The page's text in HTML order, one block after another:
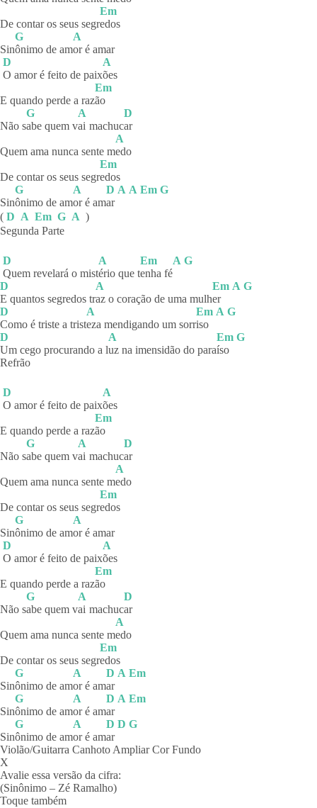
De contar os seus segr
Em
edos
Sin
G
ônimo de am
A
or é amar
D
O amor é feito de paix
A
ões
E quando perde a raz
Em
ão
Não s
G
abe quem v
A
ai machuc
D
ar
Quem ama nunca sente m
A
edo
De contar os seus segr
Em
edos
Sin
G
ônimo de am
A
or é am
D
ar
A A Em G
( D A Em G A )
Segunda Parte
D
Quem revelará o mist
A
ério que t
Em
enha fé
A G
D
E quantos segredos tr
A
az o coração de uma mulh
Em
er
A G
D
Como é triste a trist
A
eza mendigando um sorr
Em
iso
A G
D
Um cego procurando a l
A
uz na imensidão do para
Em
íso
G
Refrão
D
O amor é feito de paix
A
ões
E quando perde a raz
Em
ão
Não s
G
abe quem v
A
ai machuc
D
ar
Quem ama nunca sente m
A
edo
De contar os seus segr
Em
edos
Sin
G
ônimo de am
A
or é amar
D
O amor é feito de paix
A
ões
E quando perde a raz
Em
ão
Não s
G
abe quem v
A
ai machuc
D
ar
Quem ama nunca sente m
A
edo
De contar os seus segr
Em
edos
Sin
G
ônimo de am
A
or é am
D
ar
A Em
Sin
G
ônimo de am
A
or é am
D
ar
A Em
Sin
G
ônimo de am
A
or é am
D
ar
D G
Violão/Guitarra Canhoto Ampliar Cor Fundo
X
Avalie essa versão da cifra:
(Sinônimo – Zé Ramalho)
Toque também